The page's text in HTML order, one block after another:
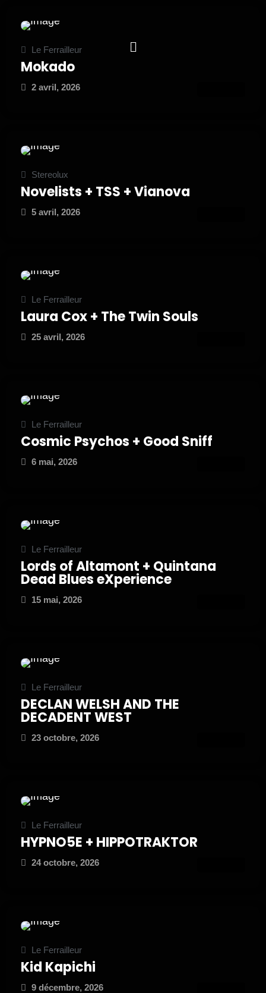
Le Ferrailleur
Mokado
2 avril, 2026
Stereolux
Novelists + TSS + Vianova
5 avril, 2026
Le Ferrailleur
Laura Cox + The Twin Souls
25 avril, 2026
Le Ferrailleur
Cosmic Psychos + Good Sniff
6 mai, 2026
Le Ferrailleur
Lords of Altamont + Quintana
Dead Blues eXperience
15 mai, 2026
Le Ferrailleur
DECLAN WELSH AND THE
DECADENT WEST
23 octobre, 2026
Le Ferrailleur
HYPNO5E + HIPPOTRAKTOR
24 octobre, 2026
Le Ferrailleur
Kid Kapichi
9 décembre, 2026